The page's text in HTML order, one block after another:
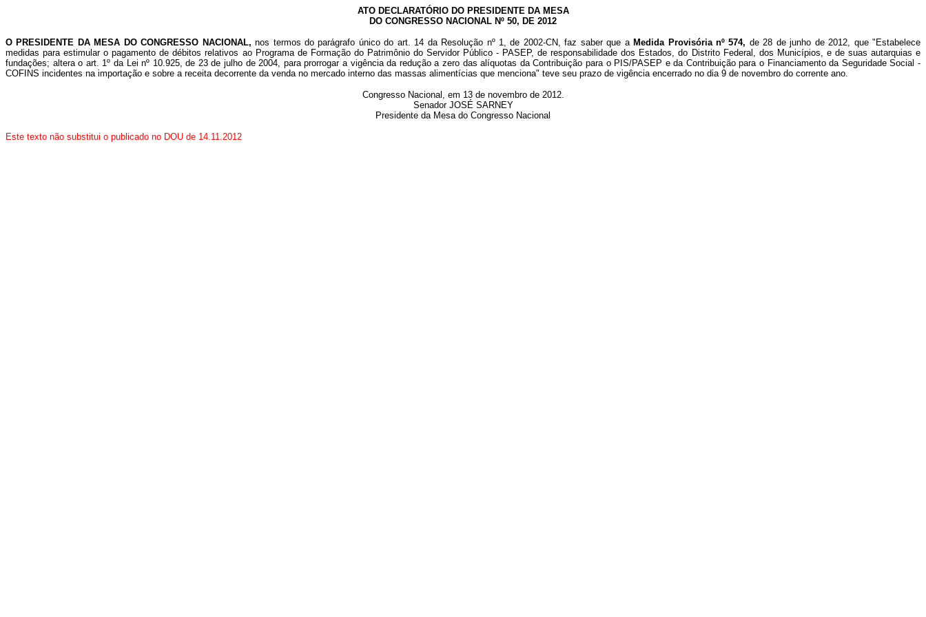
ATO DECLARATÓRIO DO PRESIDENTE DA MESA
DO CONGRESSO NACIONAL Nº 50, DE 2012
O PRESIDENTE DA MESA DO CONGRESSO NACIONAL,nos termos do parágrafo único do art. 14 da Resolução nº 1, de 2002-CN, faz saber que a Medida Provisória nº 574, de 28 de junho de 2012, que "Estabelece
medidas para estimular o pagamento de débitos relativos ao Programa de Formação do Patrimônio do Servidor Público - PASEP, de responsabilidade dos Estados, do Distrito Federal, dos Municípios, e de suas autarquias e
fundações; altera o art. 1º da Lei nº 10.925, de 23 de julho de 2004, para prorrogar a vigência da redução a zero das alíquotas da Contribuição para o PIS/PASEP e da Contribuição para o Financiamento da Seguridade Social -
COFINS incidentes na importação e sobre a receita decorrente da venda no mercado interno das massas alimentícias que menciona" teve seu prazo de vigência encerrado no dia 9 de novembro do corrente ano.
Congresso Nacional, em 13 de novembro de 2012.
Senador JOSÉ SARNEY
Presidente da Mesa do Congresso Nacional
Este texto não substitui o publicado no DOU de 14.11.2012